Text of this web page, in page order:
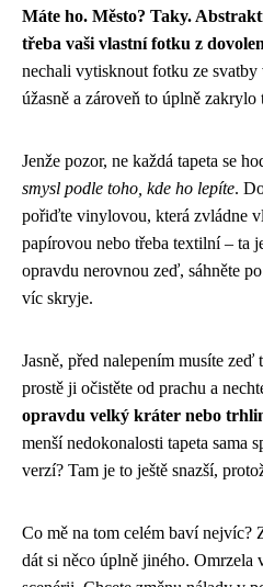
Máte ho. Město? Taky.
třeba vaši vlastní fotku z
nechali vytisknout fotku ze
úžasně a zároveň to úplně
Jenže pozor, ne každá tapeta se
smysl podle toho, kde ho lepíte.
pořiďte vinylovou, která zvládne
papírovou nebo třeba textilní – ta
opravdu nerovnou zeď, sáhněte
víc skryje.
Jasně, před nalepením musíte
prostě ji očistěte od prachu a
opravdu velký kráter nebo
menší nedokonalosti tapeta sama
verzí? Tam je to ještě snazší,
Co mě na tom celém baví nejvíc?
dát si něco úplně jiného. Omrzela